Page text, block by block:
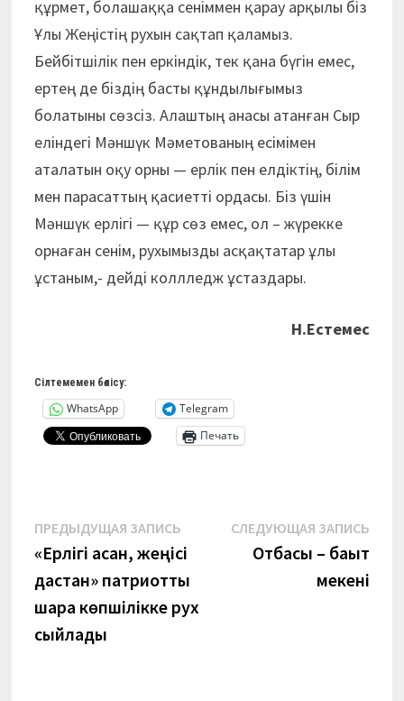
құрмет, болашаққа сеніммен қарау арқылы біз
Ұлы Жеңістің рухын сақтап қаламыз.
Бейбітшілік пен еркіндік, тек қана бүгін емес,
ертең де біздің басты құндылығымыз
болатыны сөзсіз. Алаштың анасы атанған Сыр
еліндегі Мәншүк Мәметованың есімімен
аталатын оқу орны — ерлік пен елдіктің, білім
мен парасаттың қасиетті ордасы. Біз үшін
Мәншүк ерлігі — құр сөз емес, ол – жүрекке
орнаған сенім, рухымызды асқақтатар ұлы
ұстаным,- дейді коллледж ұстаздары.
Н.Естемес
Сілтемемен бөлісу:
WhatsApp
Telegram
Печать
Навигация
по
записям
ПРЕДЫДУЩАЯ ЗАПИСЬПредыдущая
запись:
«Ерлігі асқан, жеңісі
дастан» патриоттық
шара көпшілікке рух
сыйлады
СЛЕДУЮЩАЯ ЗАПИСЬ
Отбасы – бақыт
мекені